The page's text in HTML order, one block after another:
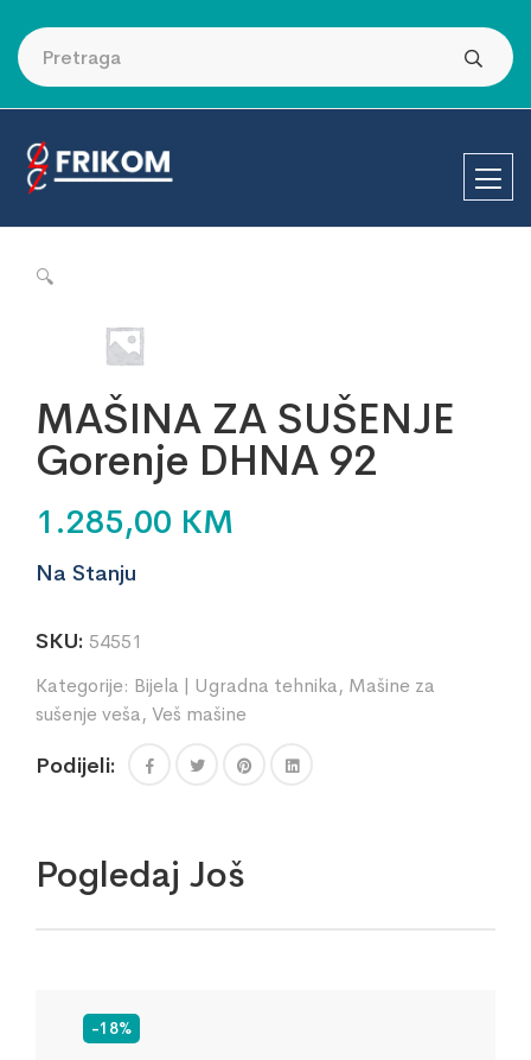
🔍
MAŠINA ZA SUŠENJE
Gorenje DHNA 92
1.285,00 KM
Na Stanju
SKU: 54551
Kategorije: Bijela | Ugradna tehnika, Mašine za
sušenje veša, Veš mašine
Podijeli:
Pogledaj Još
-18%